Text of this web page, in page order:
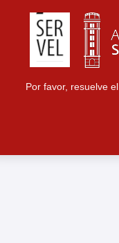
Por favor, resuelve